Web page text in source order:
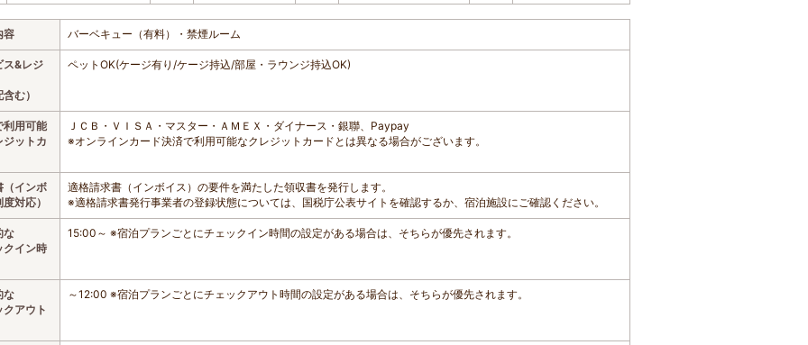
容 バーベキュー（有料）・禁煙ルーム
ス&レジ
含む）
ペットOK(ケージ有り/ケージ持込/部屋・ラウンジ持込OK)
利用可能
ジットカ
ＪＣＢ・ＶＩＳＡ・マスター・ＡＭＥＸ・ダイナース・銀聯、Paypay
※オンラインカード決済で利用可能なクレジットカードとは異なる場合がございます。
（インボ
対応）
適格請求書（インボイス）の要件を満たした領収書を発行します。
※適格請求書発行事業者の登録状態については、国税庁公表サイトを確認するか、宿泊施設にご確認ください。
な
クイン時
15:00～ ※宿泊プランごとにチェックイン時間の設定がある場合は、そちらが優先されます。
な
クアウト
～12:00 ※宿泊プランごとにチェックアウト時間の設定がある場合は、そちらが優先されます。